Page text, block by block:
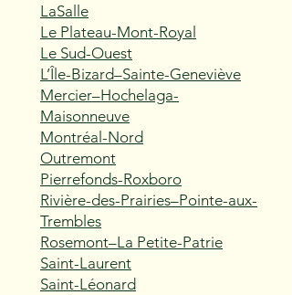
LaSalle
Le Plateau-Mont-Royal
Le Sud-Ouest
L’Île-Bizard–Sainte-Geneviève
Mercier–Hochelaga-
Maisonneuve
Montréal-Nord
Outremont
Pierrefonds-Roxboro
Rivière-des-Prairies–Pointe-aux-
Trembles
Rosemont–La Petite-Patrie
Saint-Laurent
Saint-Léonard